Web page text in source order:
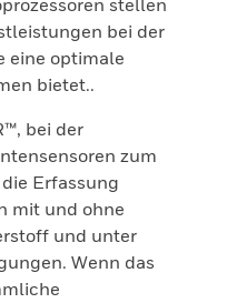
stellen
bei der
eine optimale
bietet..
bei der
zum
Erfassung
mit und ohne
und unter
Wenn das